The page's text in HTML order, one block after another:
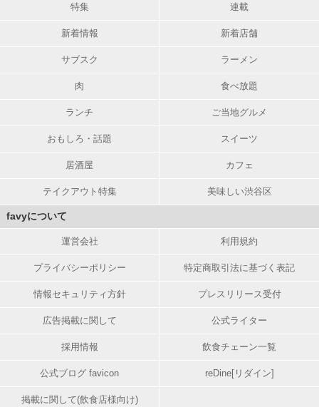
特集 連載
新着情報 新着店舗
サブスク ラーメン
肉 食べ放題
ランチ ご当地グルメ
おもしろ・話題 スイーツ
居酒屋 カフェ
テイクアウト特集 美味しい渋谷区
favyについて
運営会社 利用規約
プライバシーポリシー 特定商取引法に基づく表記
情報セキュリティ方針 プレスリリース受付
広告掲載に関して 公式ライター
採用情報 飲食チェーン一覧
公式ブログ favicon reDine[リダイン]
掲載に関して(飲食店様向け)